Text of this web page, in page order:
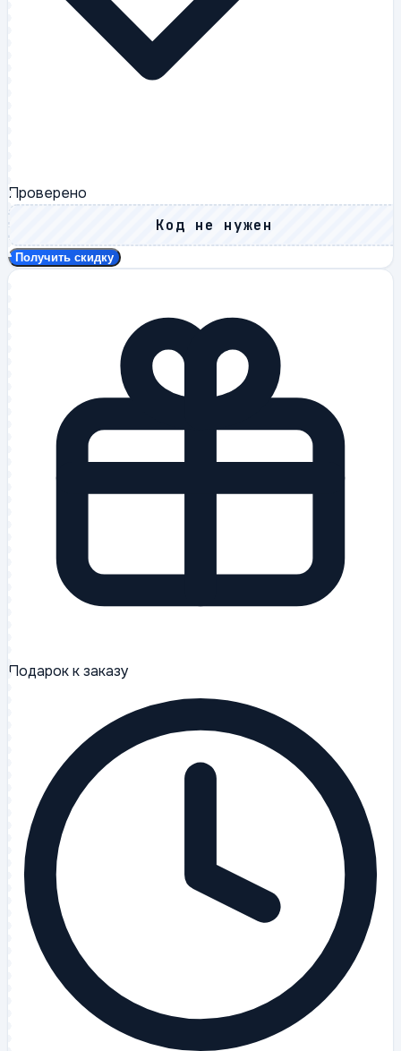
Проверено
Код не нужен
Получить скидку
Подарок к заказу